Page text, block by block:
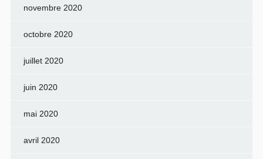
novembre 2020
octobre 2020
juillet 2020
juin 2020
mai 2020
avril 2020